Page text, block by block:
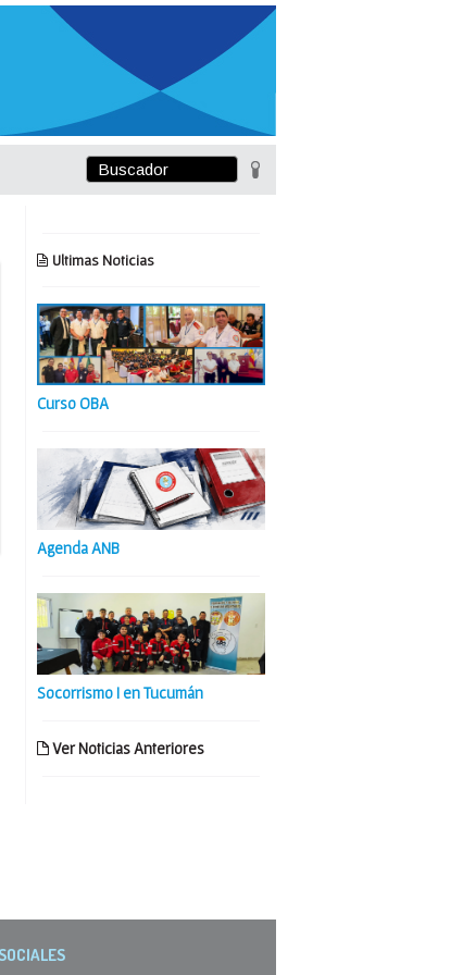
Ultimas Noticias
Curso OBA
Agenda ANB
Socorrismo I en Tucumán
Ver Noticias Anteriores